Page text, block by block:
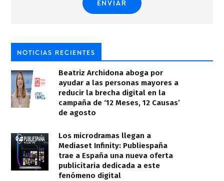
NOTICIAS RECIENTES
Beatriz Archidona aboga por
ayudar a las personas mayores a
reducir la brecha digital en la
campaña de ‘12 Meses, 12 Causas’
de agosto
Los microdramas llegan a
Mediaset Infinity: Publiespaña
trae a España una nueva oferta
publicitaria dedicada a este
fenómeno digital